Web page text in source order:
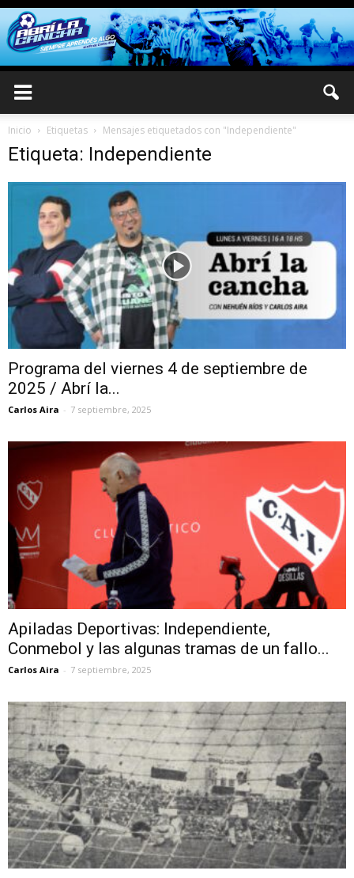
Inicio Etiquetas Mensajes etiquetados con "Independiente"
Etiqueta: Independiente
Programa del viernes 4 de septiembre de
2025 / Abrí la...
Carlos Aira - 7 septiembre, 2025
Apiladas Deportivas: Independiente,
Conmebol y las algunas tramas de un fallo...
Carlos Aira - 7 septiembre, 2025